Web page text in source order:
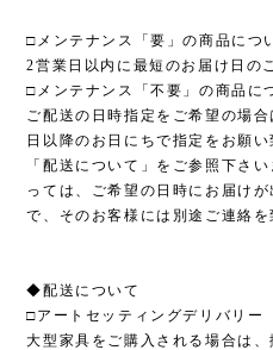
□メンテナンス「要」の商品につ
2営業日以内に最短のお届け日の
□メンテナンス「不要」の商品に
ご配送の日時指定をご希望の場
日以降のお日にちで指定をお願
「配送について」をご参照下さ
っては、ご希望の日時にお届け
で、そのお客様には別途ご連絡を
◆配送について
□アートセッティングデリバリー
大型家具をご購入される場合は